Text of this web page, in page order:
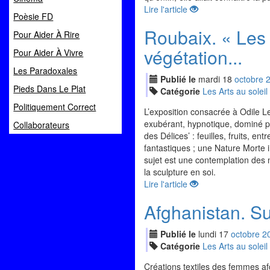
Poèsie FD
Pour Aider À Rire
Pour Aider À Vivre
Les Paradoxales
Pieds Dans Le Plat
Politiquement Correct
Collaborateurs
Lire l'article
Roubaix. «
végétation...
Publié le mardi 18 octobre
Catégorie Les Arts au soleil
L’exposition consacrée à Odile
exubérant, hypnotique, dominé
des Délices’ : feuilles, fruits,
fantastiques ; une Nature Morte
sujet est une contemplation des
la sculpture en soi.
Lire l'article
Afghanistan.
Publié le lundi 17 octobre
Catégorie Les Arts au soleil
Créations textiles des femmes